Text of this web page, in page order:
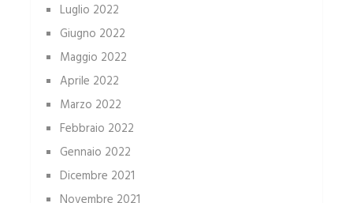
Luglio 2022
Giugno 2022
Maggio 2022
Aprile 2022
Marzo 2022
Febbraio 2022
Gennaio 2022
Dicembre 2021